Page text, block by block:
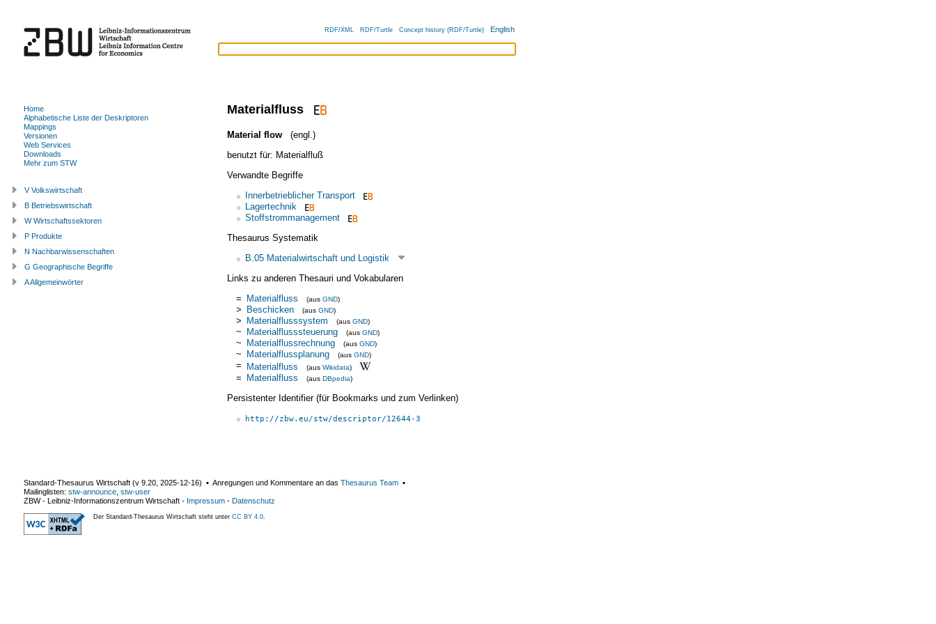
RDF/XML RDF/Turtle Concept history (RDF/Turtle) English
Materialfluss
Material flow
(engl.)
benutzt für: Materialfluß
Verwandte Begriffe
Innerbetrieblicher Transport
Lagertechnik
Stoffstrommanagement
Thesaurus Systematik
B.05 Materialwirtschaft und Logistik
Links zu anderen Thesauri und Vokabularen
= Materialfluss (aus GND)
> Beschicken (aus GND)
> Materialflusssystem (aus GND)
~ Materialflusssteuerung (aus GND)
~ Materialflussrechnung (aus GND)
~ Materialflussplanung (aus GND)
= Materialfluss (aus Wikidata)
= Materialfluss (aus DBpedia)
Persistenter Identifier (für Bookmarks und zum Verlinken)
http://zbw.eu/stw/descriptor/12644-3
Home
Alphabetische Liste der Deskriptoren
Mappings
Versionen
Web Services
Downloads
Mehr zum STW
V Volkswirtschaft
B Betriebswirtschaft
W Wirtschaftssektoren
P Produkte
N Nachbarwissenschaften
G Geographische Begriffe
A Allgemeinwörter
Standard-Thesaurus Wirtschaft (v 9.20 2025-12-16) ▪ Anregungen und Kommentare an das Thesaurus Team ▪
Mailinglisten: stw-announce stw-user
ZBW - Leibniz-Informationszentrum Wirtschaft - Impressum - Datenschutz
Der Standard-Thesaurus Wirtschaft steht unter CC BY 4.0